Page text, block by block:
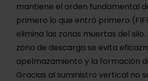
mantiene el orden fundamental
primero lo que entró primero
elimina las zonas muertas del
zona de descarga se evita
apelmazamiento y la formación
Gracias al suministro vertical no